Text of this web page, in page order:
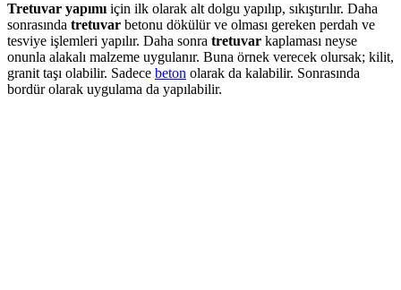
Tretuvar yapımı için ilk olarak alt dolgu yapılıp, sıkıştırılır. Daha
sonrasında tretuvar betonu dökülür ve olması gereken perdah ve
tesviye işlemleri yapılır. Daha sonra tretuvar kaplaması neyse
onunla alakalı malzeme uygulanır. Buna örnek verecek olursak; kilit,
granit taşı olabilir. Sadece beton olarak da kalabilir. Sonrasında
bordür olarak uygulama da yapılabilir.